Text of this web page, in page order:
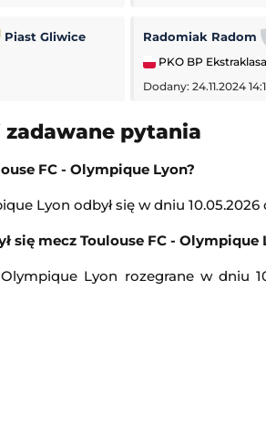
Challenger Grodzisk
12:00
Transmisja
Challenger Grodzisk
12:00
Piast Gliwice Radomiak Radom
PKO BP Ekstraklasa
Dodany: 24.11.2024
zadawane pytania
FC - Olympique Lyon?
Lyon odbył się w dniu 10.05.2026
się mecz Toulouse FC - Olympique
Lyon rozegrane w dniu